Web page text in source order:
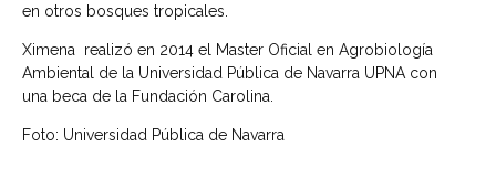
en otros bosques tropicales.
Ximena realizó en 2014 el Master Oficial en Agrobiología
Ambiental de la Universidad Pública de Navarra UPNA con
una beca de la Fundación Carolina.
Foto: Universidad Pública de Navarra